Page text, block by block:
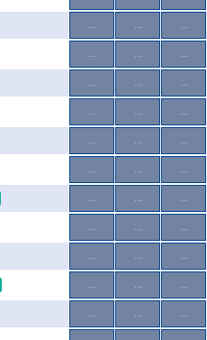
... ...
...
... ...
...
... ...
...
... ...
...
... ...
...
... ...
...
... ...
...
... ...
...
... ...
...
... ...
...
... ...
...